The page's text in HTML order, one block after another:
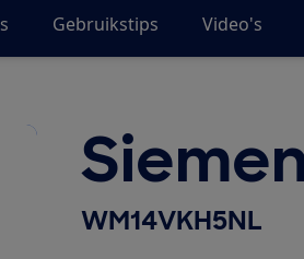
Gebruikstips Video's
WM14VKH5NL